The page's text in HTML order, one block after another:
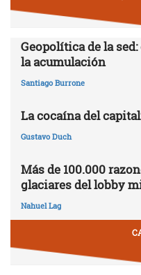
Geopolítica de la
la acumulación
Santiago Burrone
La cocaína del
Gustavo Duch
Más de 100.000
glaciares del lobby
Nahuel Lag